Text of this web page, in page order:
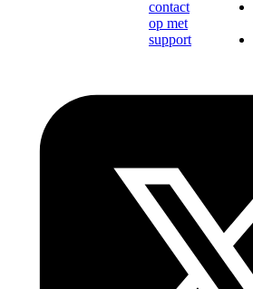
contact
op met
support